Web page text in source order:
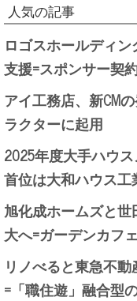
人気の記事
ロゴスホールディ
支援=スポンサー契
アイ工務店、新CM
ラクターに起用
2025年度大手ハウ
首位は大和ハウス
旭化成ホームズと
大へ=ガーデンカフ
リノべると東急不
=「職住遊」融合型